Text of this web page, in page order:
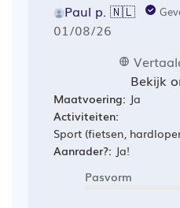
Paul p. 🇳🇱
Publicatiedatum
01/08/26
Bekijk
Maatvoering: Ja
Activiteiten:
Sport (fietsen,
Aanrader?: Ja!
Pasvorm